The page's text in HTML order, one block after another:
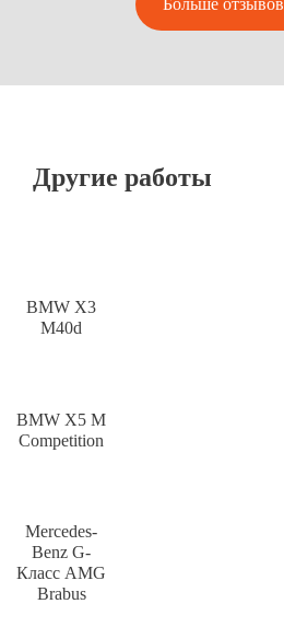
Больше отзывов
Другие работы
BMW X3
M40d
BMW X5 M
Competition
Mercedes-
Benz G-
Класс AMG
Brabus